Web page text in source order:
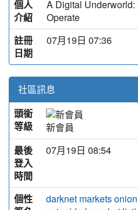
個人
介紹
A Digital
Operate
註冊
日期
07月19日 07:36
社區訊息
頭銜
等級
新會員
最後
登入
時間
07月19日 08:54
個性
darknet markets